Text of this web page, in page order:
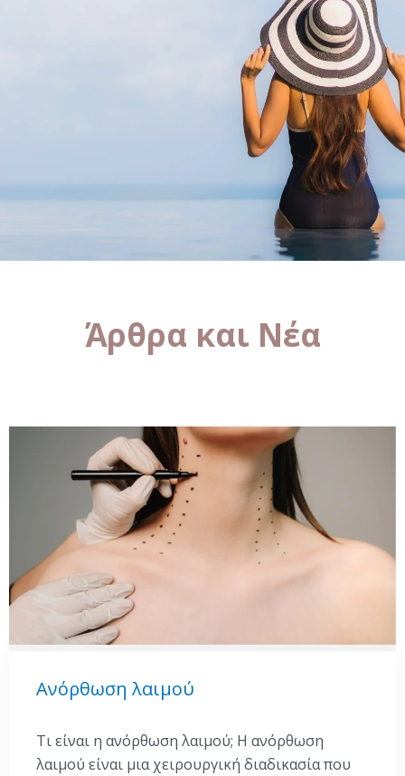
Άρθρα και Νέα
Ανόρθωση λαιμού
Τι είναι η ανόρθωση λαιμού; Η ανόρθωση
λαιμού είναι μια χειρουργική διαδικασία που